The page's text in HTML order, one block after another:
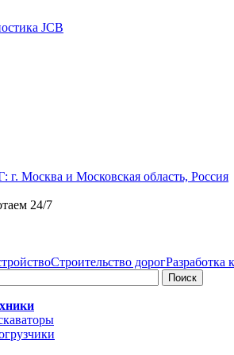
JCB
Москва и Московская область, Россия
24/7
Строительство дорогРазработка